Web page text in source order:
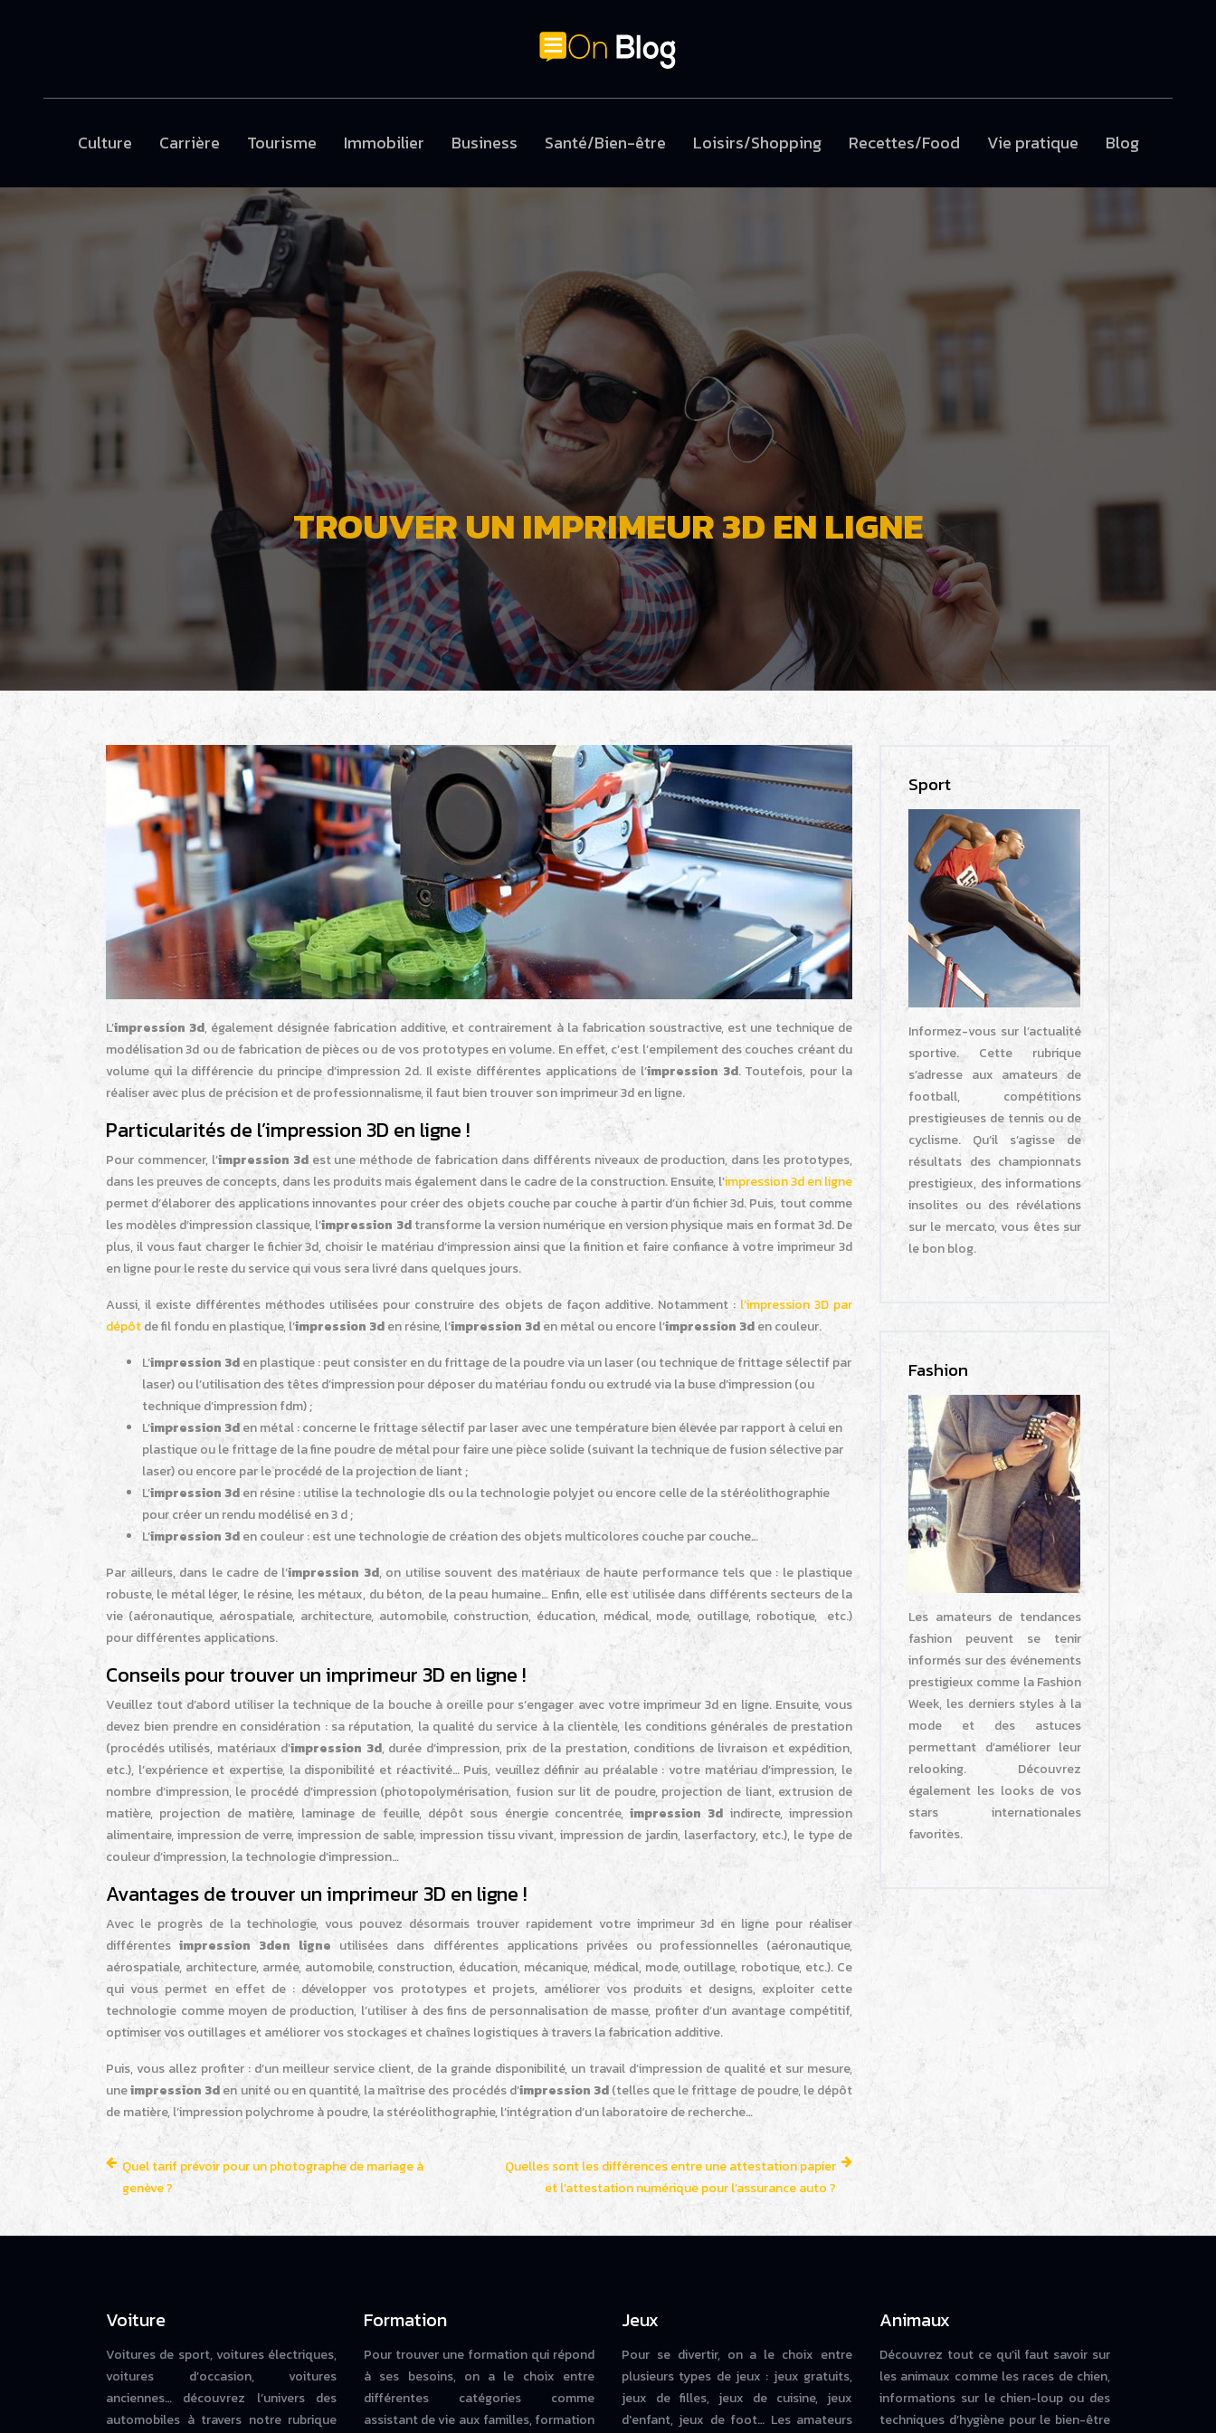
Culture Carrière Tourisme Immobilier Business Santé/Bien-être Loisirs/Shopping Recettes/Food Vie pratique Blog
TROUVER UN IMPRIMEUR 3D EN LIGNE
L’impression 3d, également désignée fabrication additive, et contrairement à la fabrication soustractive, est une technique de
modélisation 3d ou de fabrication de pièces ou de vos prototypes en volume. En effet, c’est l’empilement des couches créant du
volume qui la différencie du principe d’impression 2d. Il existe différentes applications de l’impression 3d. Toutefois, pour la
réaliser avec plus de précision et de professionnalisme, il faut bien trouver son imprimeur 3d en ligne.
Particularités de l’impression 3D en ligne !
Pour commencer, l’impression 3dest une méthode de fabrication dans différents niveaux de production, dans les prototypes,
dans les preuves de concepts, dans les produits mais également dans le cadre de la construction. Ensuite, l’impression 3d en ligne
permet d’élaborer des applications innovantes pour créer des objets couche par couche à partir d’un fichier 3d. Puis, tout comme
les modèles d’impression classique, l’impression 3dtransforme la version numérique en version physique mais en format 3d. De
plus, il vous faut charger le fichier 3d, choisir le matériau d’impression ainsi que la finition et faire confiance à votre imprimeur 3d
en ligne pour le reste du service qui vous sera livré dans quelques jours.
Aussi, il existe différentes méthodes utilisées pour construire des objets de façon additive. Notamment : l’impression 3D par
dépôtde fil fondu en plastique, l’impression 3den résine, l’impression 3den métal ou encore l’impression 3den couleur.
L’impression 3den plastique : peut consister en du frittage de la poudre via un laser (ou technique de frittage sélectif par
laser) ou l’utilisation des têtes d’impression pour déposer du matériau fondu ou extrudé via la buse d’impression (ou
technique d’impression fdm) ;
L’impression 3den métal : concerne le frittage sélectif par laser avec une température bien élevée par rapport à celui en
plastique ou le frittage de la fine poudre de métal pour faire une pièce solide (suivant la technique de fusion sélective par
laser) ou encore par le procédé de la projection de liant ;
L’impression 3den résine : utilise la technologie dls ou la technologie polyjet ou encore celle de la stéréolithographie
pour créer un rendu modélisé en 3 d ;
L’impression 3den couleur : est une technologie de création des objets multicolores couche par couche…
Par ailleurs, dans le cadre de l’impression 3d, on utilise souvent des matériaux de haute performance tels que : le plastique
robuste, le métal léger, le résine, les métaux, du béton, de la peau humaine… Enfin, elle est utilisée dans différents secteurs de la
vie (aéronautique, aérospatiale, architecture, automobile, construction, éducation, médical, mode, outillage, robotique, etc.)
pour différentes applications.
Conseils pour trouver un imprimeur 3D en ligne !
Veuillez tout d’abord utiliser la technique de la bouche à oreille pour s’engager avec votre imprimeur 3d en ligne. Ensuite, vous
devez bien prendre en considération : sa réputation, la qualité du service à la clientèle, les conditions générales de prestation
(procédés utilisés, matériaux d’impression 3d, durée d’impression, prix de la prestation, conditions de livraison et expédition,
etc.), l’expérience et expertise, la disponibilité et réactivité… Puis, veuillez définir au préalable : votre matériau d’impression, le
nombre d’impression, le procédé d’impression (photopolymérisation, fusion sur lit de poudre, projection de liant, extrusion de
matière, projection de matière, laminage de feuille, dépôt sous énergie concentrée,impression 3d indirecte, impression
alimentaire, impression de verre, impression de sable, impression tissu vivant, impression de jardin, laserfactory, etc.), le type de
couleur d’impression, la technologie d’impression…
Avantages de trouver un imprimeur 3D en ligne !
Avec le progrès de la technologie, vous pouvez désormais trouver rapidement votre imprimeur 3d en ligne pour réaliser
différentesimpression 3den ligne utilisées dans différentes applications privées ou professionnelles (aéronautique,
aérospatiale, architecture, armée, automobile, construction, éducation, mécanique, médical, mode, outillage, robotique, etc.). Ce
qui vous permet en effet de : développer vos prototypes et projets, améliorer vos produits et designs, exploiter cette
technologie comme moyen de production, l’utiliser à des fins de personnalisation de masse, profiter d’un avantage compétitif,
optimiser vos outillages et améliorer vos stockages et chaînes logistiques à travers la fabrication additive.
Puis, vous allez profiter : d’un meilleur service client, de la grande disponibilité, un travail d’impression de qualité et sur mesure,
uneimpression 3den unité ou en quantité, la maîtrise des procédés d’impression 3d(telles que le frittage de poudre, le dépôt
de matière, l’impression polychrome à poudre, la stéréolithographie, l’intégration d’un laboratoire de recherche…
Quel tarif prévoir pour un photographe de mariage à
genève ?
Quelles sont les différences entre une attestation papier
et l’attestation numérique pour l’assurance auto ?
Sport
Informez-vous sur l’actualité
sportive. Cette rubrique
s’adresse aux amateurs de
football, compétitions
prestigieuses de tennis ou de
cyclisme. Qu’il s’agisse de
résultats des championnats
prestigieux, des informations
insolites ou des révélations
sur le mercato, vous êtes sur
le bon blog.
Fashion
Les amateurs de tendances
fashion peuvent se tenir
informés sur des événements
prestigieux comme la Fashion
Week, les derniers styles à la
mode et des astuces
permettant d’améliorer leur
relooking. Découvrez
également les looks de vos
stars internationales
favorites.
Voiture
Voitures de sport, voitures électriques,
voitures d’occasion, voitures
anciennes… découvrez l’univers des
automobiles à travers notre rubrique
Formation
Pour trouver une formation qui répond
à ses besoins, on a le choix entre
différentes catégories comme
assistant de vie aux familles, formation
Jeux
Pour se divertir, on a le choix entre
plusieurs types de jeux : jeux gratuits,
jeux de filles, jeux de cuisine, jeux
d'enfant, jeux de foot… Les amateurs
Animaux
Découvrez tout ce qu’il faut savoir sur
les animaux comme les races de chien,
informations sur le chien-loup ou des
techniques d’hygiène pour le bien-être